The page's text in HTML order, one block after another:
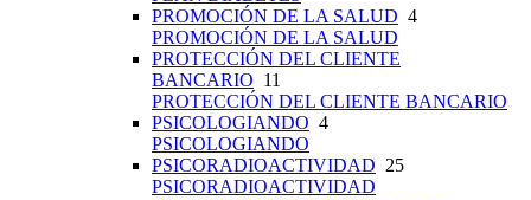
PROMOCIÓN DE LA SALUD 4
PROMOCIÓN DE LA SALUD
PROTECCIÓN DEL CLIENTE
BANCARIO 11
PROTECCIÓN DEL CLIENTE BANCARIO
PSICOLOGIANDO 4
PSICOLOGIANDO
PSICORADIOACTIVIDAD 25
PSICORADIOACTIVIDAD